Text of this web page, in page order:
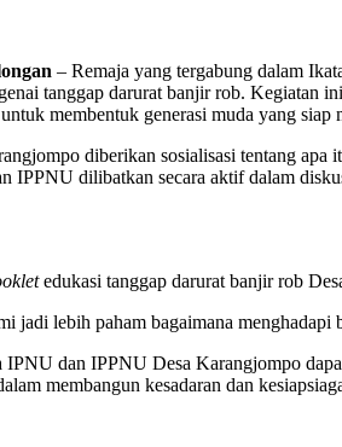
– Remaja yang tergabung dalam
tanggap darurat banjir rob.
membentuk generasi muda yang siap
diberikan sosialisasi tentang apa
dilibatkan secara aktif dalam
edukasi tanggap darurat banjir rob
jadi lebih paham bagaimana
dan IPPNU Desa Karangjompo
membangun kesadaran dan